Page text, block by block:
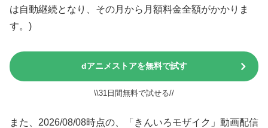
は自動継続となり、その月から月額料金全額がかかりま
す。)
dアニメストアを無料で試す
\\31日間無料で試せる//
また、2026/08/08時点の、「きんいろモザイク」動画配信